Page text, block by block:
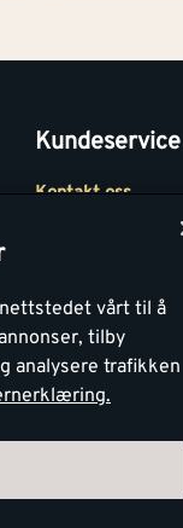
Kundeservice
Kontakt oss
Medlemsavtaler
Montér Bedrift
vårt til å
tilby
analysere trafikken